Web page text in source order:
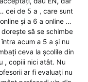
cei de 5 a , care sunt
și a 6 a online …
să se schimbe
acum a 5 a și nu
ceva la școlile din
, copiii nici atât. Nu
ar fi evaluați nu